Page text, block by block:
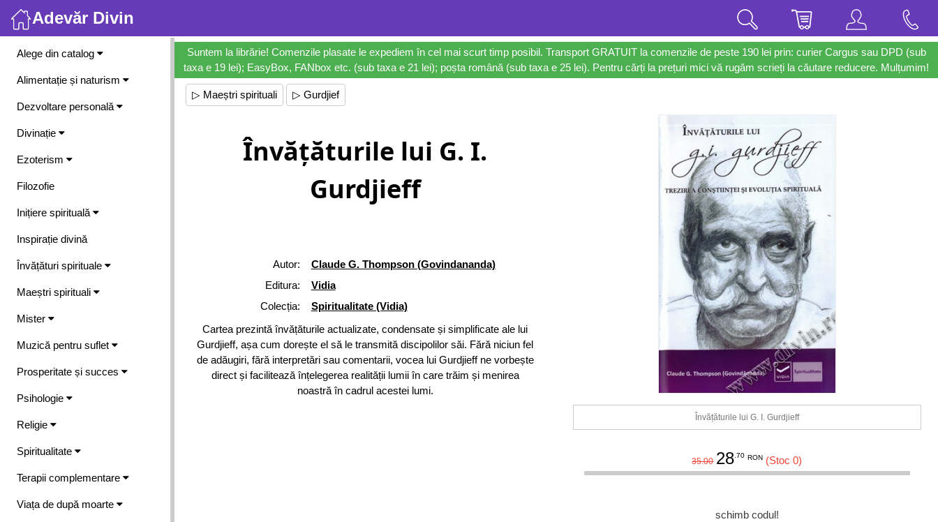
Adevăr Divin
Meniu
Alege din catalog
Alimentație și naturism
Dezvoltare personală
Divinație
Ezoterism
Filozofie
Inițiere spirituală
Inspirație divină
Învățături spirituale
Maeștri spirituali
Mister
Muzică pentru suflet
Prosperitate și succes
Psihologie
Religie
Spiritualitate
Terapii complementare
Viața de după moarte
Suntem la librărie! Comenzile plasate le expediem în cel mai scurt timp posibil. Transport GRATUIT la comenzile de peste 190 lei prin: curier Cargus sau DPD (sub
taxa e 19 lei); EasyBox, FANbox etc. (sub taxa e 21 lei); poșta română (sub taxa e 25 lei). Pentru cărți la prețuri mici vă rugăm scrieți la căutare reducere. Mulțumim!
▷ Maeștri spirituali ▷ Gurdjief
Învățăturile lui G. I.
Gurdjieff
Autor:
Claude G. Thompson (Govindananda)
Editura:
Vidia
Colecția:
Spiritualitate (Vidia)
Cartea prezintă învățăturile actualizate, condensate și simplificate ale lui
Gurdjieff, așa cum dorește el să le transmită discipolilor săi. Fără niciun fel
de adăugiri, fără interpretări sau comentarii, vocea lui Gurdjieff ne vorbește
direct și facilitează înțelegerea realității lumii în care trăim și menirea
noastră în cadrul acestei lumi.
Învățăturile lui G. I. Gurdjieff
35.00 28 .70 RON (Stoc 0)
schimb codul!